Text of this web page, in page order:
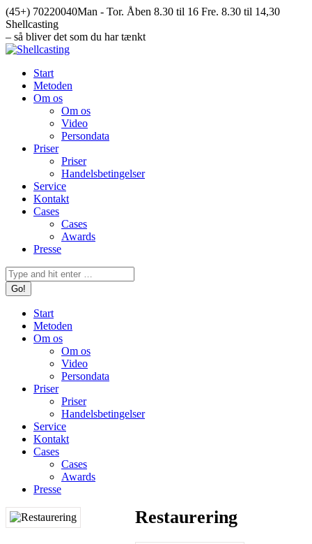
Skip
to
content
(45+) 70220040Man - Tor. Åben 8.30 til 16 Fre. 8.30 til 14,30
Facebook
page
opens
new
window
Mail
page
opens
new
window
Instagram
page
opens
new
window
YouTube
page
opens
new
window
Shellcasting
– så bliver det som du har tænkt
Start
Metoden
Om os
Om os
Video
Persondata
Priser
Priser
Handelsbetingelser
Service
Kontakt
Cases
Cases
Awards
Presse
Search:
Start
Metoden
Om os
Om os
Video
Persondata
Priser
Priser
Handelsbetingelser
Service
Kontakt
Cases
Cases
Awards
Presse
Restaurering